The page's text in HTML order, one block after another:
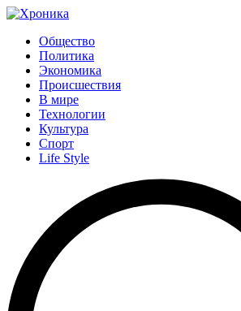
Общество
Политика
Экономика
Происшествия
В мире
Технологии
Культура
Спорт
Life Style